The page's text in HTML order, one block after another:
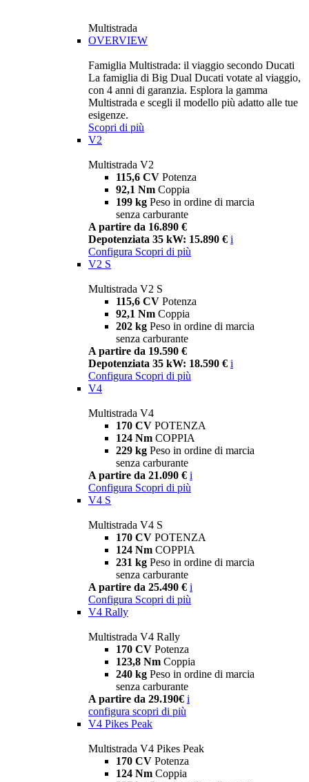
Multistrada
OVERVIEW
Famiglia Multistrada: il viaggio secondo Ducati
La famiglia di Big Dual Ducati votate al viaggio,
con 4 anni di garanzia. Esplora la gamma
Multistrada e scegli il modello più adatto alle tue
esigenze.
Scopri di più
V2
Multistrada V2
115,6 CV Potenza
92,1 Nm Coppia
199 kg Peso in ordine di marcia
senza carburante
A partire da 16.890 €
Depotenziata 35 kW: 15.890 € i
Configura Scopri di più
V2 S
Multistrada V2 S
115,6 CV Potenza
92,1 Nm Coppia
202 kg Peso in ordine di marcia
senza carburante
A partire da 19.590 €
Depotenziata 35 kW: 18.590 € i
Configura Scopri di più
V4
Multistrada V4
170 CV POTENZA
124 Nm COPPIA
229 kg Peso in ordine di marcia
senza carburante
A partire da 21.090 € i
Configura Scopri di più
V4 S
Multistrada V4 S
170 CV POTENZA
124 Nm COPPIA
231 kg Peso in ordine di marcia
senza carburante
A partire da 25.490 € i
Configura Scopri di più
V4 Rally
Multistrada V4 Rally
170 CV Potenza
123,8 Nm Coppia
240 kg Peso in ordine di marcia
senza carburante
A partire da 29.190€ i
configura scopri di più
V4 Pikes Peak
Multistrada V4 Pikes Peak
170 CV Potenza
124 Nm Coppia